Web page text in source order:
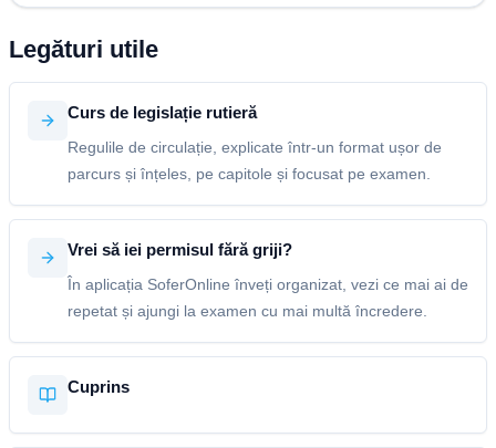
Legături utile
Curs de legislație rutieră
Regulile de circulație, explicate într-un format ușor de
parcurs și înțeles, pe capitole și focusat pe examen.
Vrei să iei permisul fără griji?
În aplicația SoferOnline înveți organizat, vezi ce mai ai de
repetat și ajungi la examen cu mai multă încredere.
Cuprins